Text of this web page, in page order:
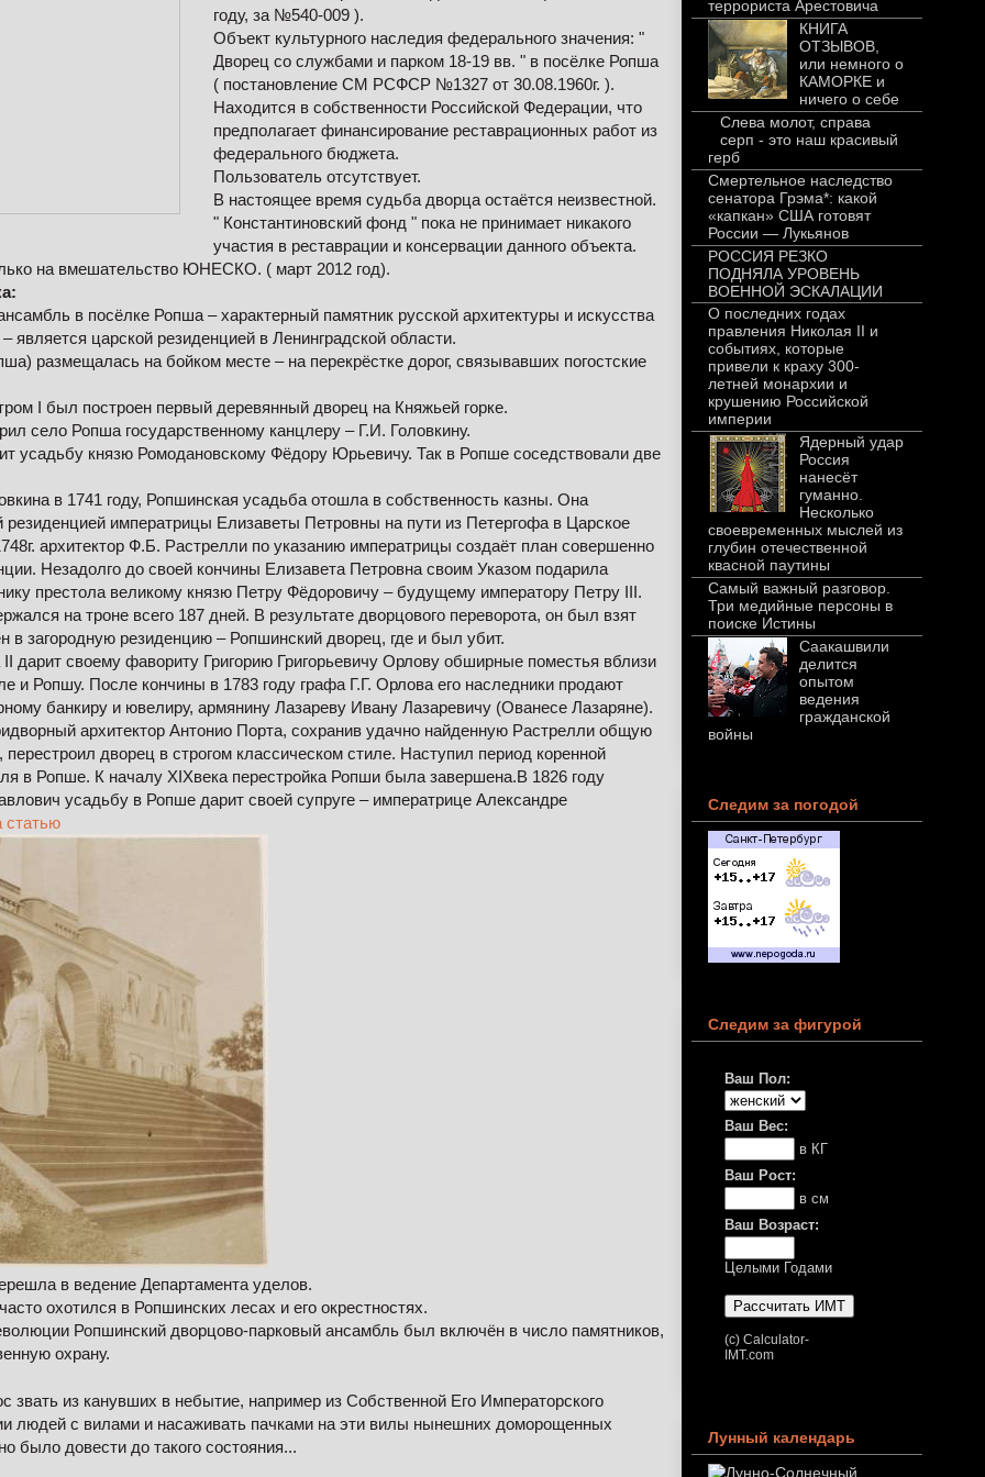
году, за №540-009 ).
Объект культурного наследия федерального значения: "
Дворец со службами и парком 18-19 вв. " в посёлке Ропша
( постановление СМ РСФСР №1327 от 30.08.1960г. ).
Находится в собственности Российской Федерации, что
предполагает финансирование реставрационных работ из
федерального бюджета.
Пользователь отсутствует.
В настоящее время судьба дворца остаётся неизвестной.
" Константиновский фонд " пока не принимает никакого
участия в реставрации и консервации данного объекта.
на вмешательство ЮНЕСКО. ( март 2012 год).
в посёлке Ропша – характерный памятник русской архитектуры и искусства
является царской резиденцией в Ленинградской области.
размещалась на бойком месте – на перекрёстке дорог, связывавших погостские
I был построен первый деревянный дворец на Княжьей горке.
село Ропша государственному канцлеру – Г.И. Головкину.
усадьбу князю Ромодановскому Фёдору Юрьевичу. Так в Ропше соседствовали две
в 1741 году, Ропшинская усадьба отошла в собственность казны. Она
резиденцией императрицы Елизаветы Петровны на пути из Петергофа в Царское
архитектор Ф.Б. Растрелли по указанию императрицы создаёт план совершенно
Незадолго до своей кончины Елизавета Петровна своим Указом подарила
престола великому князю Петру Фёдоровичу – будущему императору Петру III.
на троне всего 187 дней. В результате дворцового переворота, он был взят
в загородную резиденцию – Ропшинский дворец, где и был убит.
II дарит своему фавориту Григорию Григорьевичу Орлову обширные поместья вблизи
и Ропшу. После кончины в 1783 году графа Г.Г. Орлова его наследники продают
банкиру и ювелиру, армянину Лазареву Ивану Лазаревичу (Ованесе Лазаряне).
архитектор Антонио Порта, сохранив удачно найденную Растрелли общую
дворец в строгом классическом стиле. Наступил период коренной
в Ропше. К началу XIXвека перестройка Ропши была завершена.В 1826 году
усадьбу в Ропше дарит своей супруге – императрице Александре
статью
в ведение Департамента уделов.
охотился в Ропшинских лесах и его окрестностях.
Ропшинский дворцово-парковый ансамбль был включён в число памятников,
охрану.
звать из канувших в небытие, например из Собственной Его Императорского
людей с вилами и насаживать пачками на эти вилы нынешних доморощенных
было довести до такого состояния...
террориста Арестовича
КНИГА
ОТЗЫВОВ,
или немного о
КАМОРКЕ и
ничего о себе
Слева молот, справа
серп - это наш красивый
герб
Смертельное наследство
сенатора Грэма*: какой
«капкан» США готовят
России — Лукьянов
РОССИЯ РЕЗКО
ПОДНЯЛА УРОВЕНЬ
ВОЕННОЙ ЭСКАЛАЦИИ
О последних годах
правления Николая II и
событиях, которые
привели к краху 300-
летней монархии и
крушению Российской
империи
Ядерный удар
Россия
нанесёт
гуманно.
Несколько
своевременных мыслей из
глубин отечественной
квасной паутины
Самый важный разговор.
Три медийные персоны в
поиске Истины
Саакашвили
делится
опытом
ведения
гражданской
войны
Следим за погодой
Следим за фигурой
Ваш Пол:
Ваш Вес:
в КГ
Ваш Рост:
в см
Ваш Возраст:
Целыми Годами
(c) Calculator-
IMT.com
Лунный календарь